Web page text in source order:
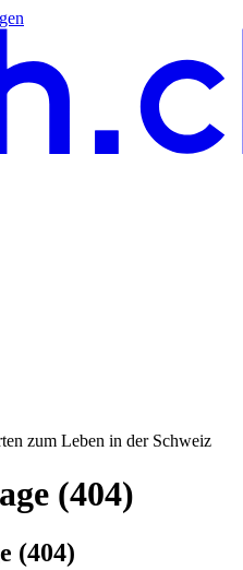
zum Leben in der Schweiz
(404)
(404)